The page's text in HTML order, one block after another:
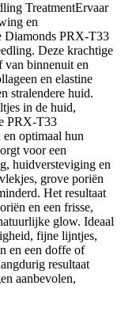
TreatmentErvaar
en
Diamonds PRX-T33
Deze krachtige
van binnenuit en
en elastine
stralendere huid.
in de huid,
PRX-T33
optimaal hun
voor een
huidversteviging en
grove poriën
Het resultaat
en een frisse,
glow. Ideaal
fijne lijntjes,
en een doffe of
resultaat
aanbevolen,